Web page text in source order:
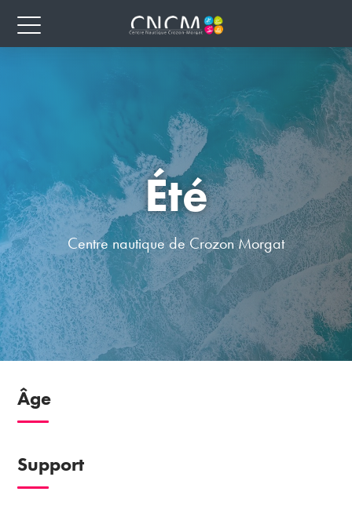
Été
Centre nautique de Crozon Morgat
Âge
Support